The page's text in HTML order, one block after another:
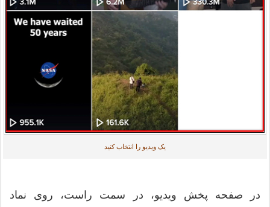
یک ویدیو را انتخاب کنید
در صفحه پخش ویدیو، در سمت راست، روی نماد